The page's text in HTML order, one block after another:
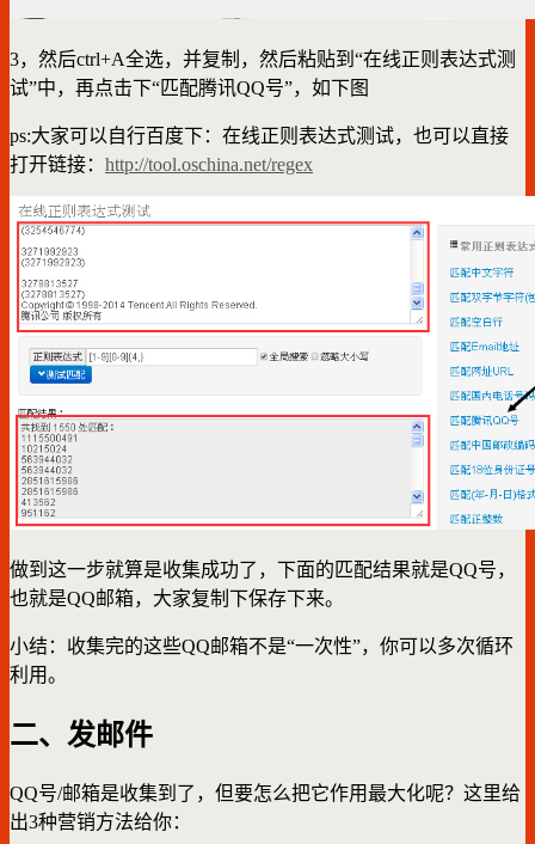
3，然后ctrl+A全选，并复制，然后粘贴到“在线正则表达式测
试”中，再点击下“匹配腾讯QQ号”，如下图
ps:大家可以自行百度下：在线正则表达式测试，也可以直接
打开链接： http://tool.oschina.net/regex
做到这一步就算是收集成功了，下面的匹配结果就是QQ号，
也就是QQ邮箱，大家复制下保存下来。
小结：收集完的这些QQ邮箱不是“一次性”，你可以多次循环
利用。
二、发邮件
QQ号/邮箱是收集到了，但要怎么把它作用最大化呢？这里给
出3种营销方法给你：